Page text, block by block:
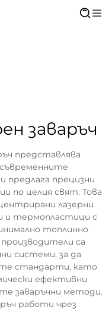
заваръч
представлява
предлага прецизни
по целия свят. Това
лазерни
и термопластици с
топлинно
са
системи, за да
стандарти, като
ефективни
заваръчни методи.
работи чрез